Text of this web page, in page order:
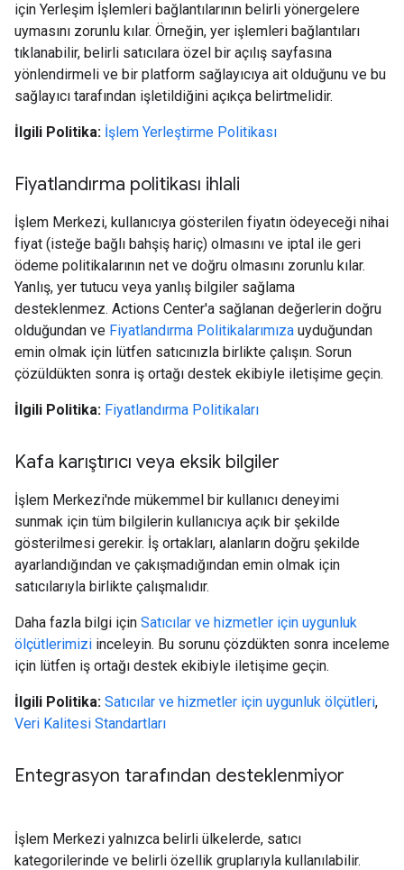
için Yerleşim İşlemleri bağlantılarının belirli yönergelere
uymasını zorunlu kılar. Örneğin, yer işlemleri bağlantıları
tıklanabilir, belirli satıcılara özel bir açılış sayfasına
yönlendirmeli ve bir platform sağlayıcıya ait olduğunu ve bu
sağlayıcı tarafından işletildiğini açıkça belirtmelidir.
İlgili Politika: İşlem Yerleştirme Politikası
Fiyatlandırma politikası ihlali
İşlem Merkezi, kullanıcıya gösterilen fiyatın ödeyeceği nihai
fiyat (isteğe bağlı bahşiş hariç) olmasını ve iptal ile geri
ödeme politikalarının net ve doğru olmasını zorunlu kılar.
Yanlış, yer tutucu veya yanlış bilgiler sağlama
desteklenmez. Actions Center'a sağlanan değerlerin doğru
olduğundan ve Fiyatlandırma Politikalarımıza uyduğundan
emin olmak için lütfen satıcınızla birlikte çalışın. Sorun
çözüldükten sonra iş ortağı destek ekibiyle iletişime geçin.
İlgili Politika: Fiyatlandırma Politikaları
Kafa karıştırıcı veya eksik bilgiler
İşlem Merkezi'nde mükemmel bir kullanıcı deneyimi
sunmak için tüm bilgilerin kullanıcıya açık bir şekilde
gösterilmesi gerekir. İş ortakları, alanların doğru şekilde
ayarlandığından ve çakışmadığından emin olmak için
satıcılarıyla birlikte çalışmalıdır.
Daha fazla bilgi için Satıcılar ve hizmetler için uygunluk
ölçütlerimizi inceleyin. Bu sorunu çözdükten sonra inceleme
için lütfen iş ortağı destek ekibiyle iletişime geçin.
İlgili Politika: Satıcılar ve hizmetler için uygunluk ölçütleri,
Veri Kalitesi Standartları
Entegrasyon tarafından desteklenmiyor
İşlem Merkezi yalnızca belirli ülkelerde, satıcı
kategorilerinde ve belirli özellik gruplarıyla kullanılabilir.